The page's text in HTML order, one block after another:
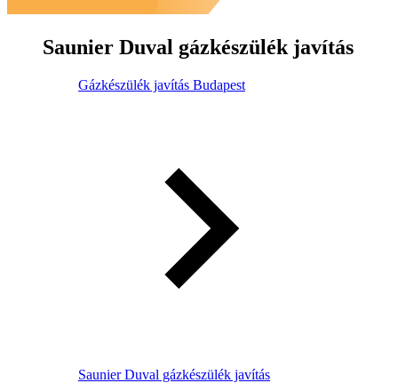
Saunier Duval gázkészülék javítás
Gázkészülék javítás Budapest
Saunier Duval gázkészülék javítás